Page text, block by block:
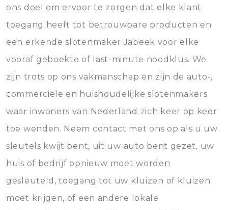
ons doel om ervoor te zorgen dat elke klant
toegang heeft tot betrouwbare producten en
een erkende slotenmaker Jabeek voor elke
vooraf geboekte of last-minute noodklus. We
zijn trots op ons vakmanschap en zijn de auto-,
commerciële en huishoudelijke slotenmakers
waar inwoners van Nederland zich keer op keer
toe wenden. Neem contact met ons op als u uw
sleutels kwijt bent, uit uw auto bent gezet, uw
huis of bedrijf opnieuw moet worden
gesleuteld, toegang tot uw kluizen of kluizen
moet krijgen, of een andere lokale